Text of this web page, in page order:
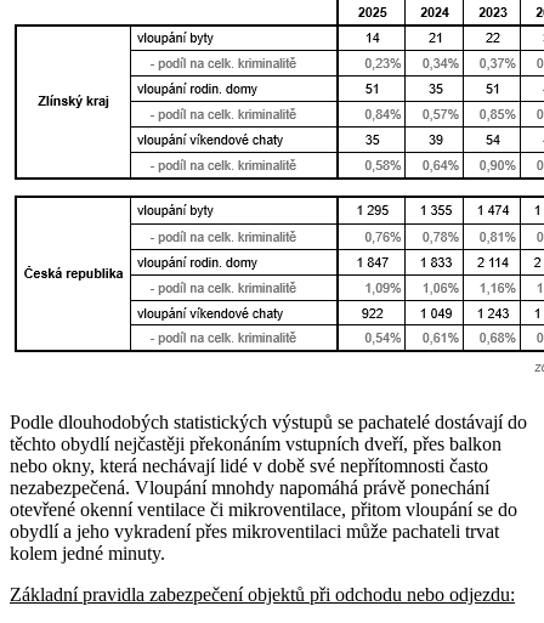
Podle dlouhodobých statistických výstupů se pachatelé dostávají do
těchto obydlí nejčastěji překonáním vstupních dveří, přes balkon
nebo okny, která nechávají lidé v době své nepřítomnosti často
nezabezpečená. Vloupání mnohdy napomáhá právě ponechání
otevřené okenní ventilace či mikroventilace, přitom vloupání se do
obydlí a jeho vykradení přes mikroventilaci může pachateli trvat
kolem jedné minuty.
Základní pravidla zabezpečení objektů při odchodu nebo odjezdu: